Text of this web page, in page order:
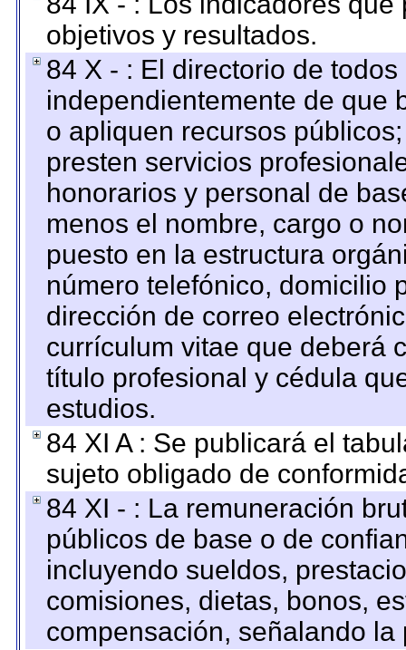
objetivos y resultados.
84 X - : El directorio de
independientemente de que
o apliquen recursos
presten servicios
honorarios y personal de
menos el nombre, cargo o
puesto en la estructura
número telefónico, domicilio
dirección de correo
currículum vitae que deberá
título profesional y cédula
estudios.
84 XI A : Se publicará el
sujeto obligado de
84 XI - : La remuneración
públicos de base o de
incluyendo sueldos,
comisiones, dietas, bonos,
compensación, señalando